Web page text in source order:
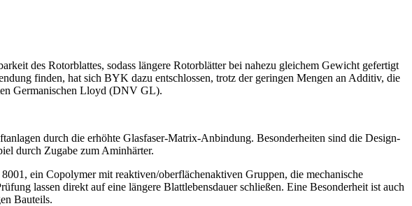
des Rotorblattes, sodass längere Rotorblätter bei nahezu gleichem Gewicht gefertigt
finden, hat sich BYK dazu entschlossen, trotz der geringen Mengen an Additiv, die
Germanischen Lloyd (DNV GL).
durch die erhöhte Glasfaser-Matrix-Anbindung. Besonderheiten sind die Design-
durch Zugabe zum Aminhärter.
ein Copolymer mit reaktiven/oberflächenaktiven Gruppen, die mechanische
lassen direkt auf eine längere Blattlebensdauer schließen. Eine Besonderheit ist auch
Bauteils.